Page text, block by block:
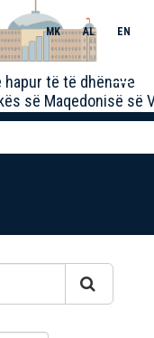
hapur të të dhënave
së Maqedonisë së
MK AL EN
Toggle